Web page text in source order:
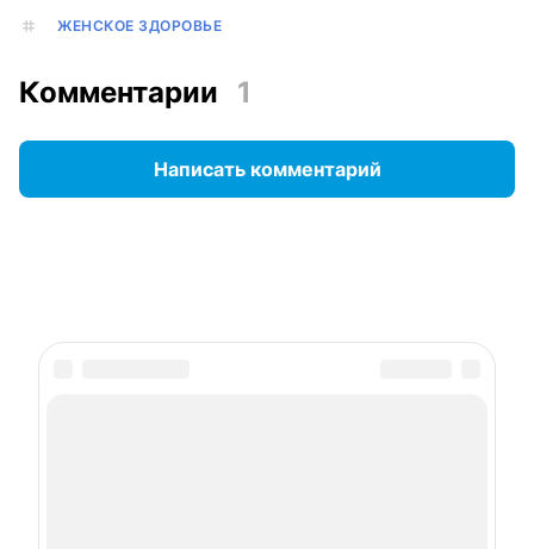
ЖЕНСКОЕ ЗДОРОВЬЕ
Комментарии 1
Написать комментарий